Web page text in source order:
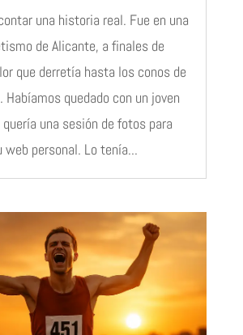
una historia real. Fue en una
de Alicante, a finales de
que derretía hasta los conos de
Habíamos quedado con un joven
una sesión de fotos para
web personal. Lo tenía...